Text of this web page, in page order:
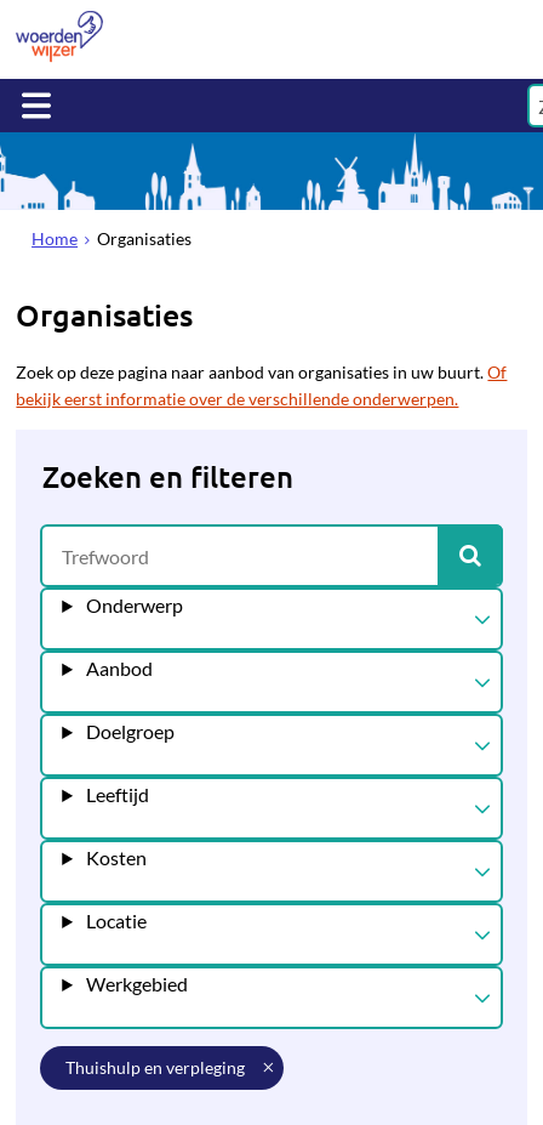
Home Organisaties
Organisaties
Zoek op deze pagina naar aanbod van organisaties in uw buurt.Of
bekijk eerst informatie over de verschillende onderwerpen.
Zoeken en filteren
Onderwerp
Aanbod
Doelgroep
Leeftijd
Kosten
Locatie
Werkgebied
thuishulp en verpleging